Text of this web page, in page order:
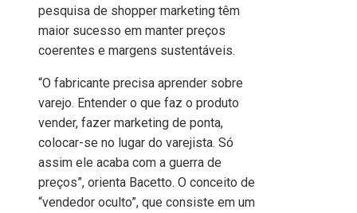
pesquisa de shopper marketing têm
maior sucesso em manter preços
coerentes e margens sustentáveis.
“O fabricante precisa aprender sobre
varejo. Entender o que faz o produto
vender, fazer marketing de ponta,
colocar-se no lugar do varejista. Só
assim ele acaba com a guerra de
preços”, orienta Bacetto. O conceito de
“vendedor oculto”, que consiste em um